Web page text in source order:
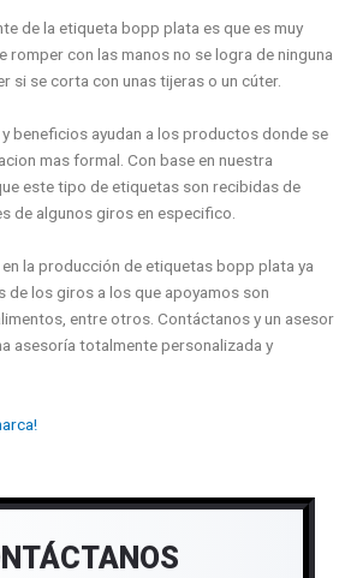
de la etiqueta bopp plata es que es muy
con las manos no se logra de ninguna
si se corta con unas tijeras o un cúter.
beneficios ayudan a los productos donde se
mas formal. Con base en nuestra
este tipo de etiquetas son recibidas de
de algunos giros en especifico.
la producción de etiquetas bopp plata ya
de los giros a los que apoyamos son
entre otros. Contáctanos y un asesor
asesoría totalmente personalizada y